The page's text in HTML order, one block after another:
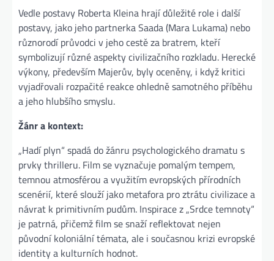
Vedle postavy Roberta Kleina hrají důležité role i další
postavy, jako jeho partnerka Saada (Mara Lukama) nebo
různorodí průvodci v jeho cestě za bratrem, kteří
symbolizují různé aspekty civilizačního rozkladu. Herecké
výkony, především Majerův, byly oceněny, i když kritici
vyjadřovali rozpačité reakce ohledně samotného příběhu
a jeho hlubšího smyslu.
Žánr a kontext:
„Hadí plyn“ spadá do žánru psychologického dramatu s
prvky thrilleru. Film se vyznačuje pomalým tempem,
temnou atmosférou a využitím evropských přírodních
scenérií, které slouží jako metafora pro ztrátu civilizace a
návrat k primitivním pudům. Inspirace z „Srdce temnoty“
je patrná, přičemž film se snaží reflektovat nejen
původní koloniální témata, ale i současnou krizi evropské
identity a kulturních hodnot.